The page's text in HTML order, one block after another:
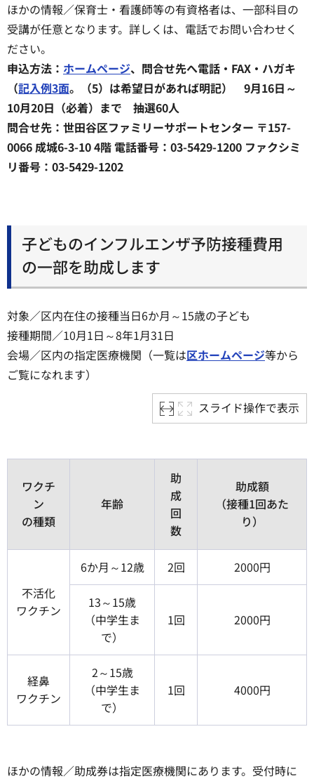
ほかの情報／保育士・看護師等の有資格者は、一部科目の
受講が任意となります。詳しくは、電話でお問い合わせく
ださい。
申込方法： ホームページ、問合せ先へ電話・FAX・ハガキ
（記入例3面。（5）は希望日があれば明記） 9月16日～
10月20日（必着）まで 抽選60人
問合せ先：世田谷区ファミリーサポートセンター 〒157-
0066 成城6-3-10 4階 電話番号：03-5429-1200 ファクシミ
リ番号：03-5429-1202
子どものインフルエンザ予防接種費用
の一部を助成します
対象／区内在住の接種当日6か月～15歳の子ども
接種期間／10月1日～8年1月31日
会場／区内の指定医療機関（一覧は区ホームページ等から
ご覧になれます）
スライド操作で表示
ワクチ
ン
の種類
年齢
助
成
回
数
助成額
（接種1回あた
り）
不活化
ワクチン
6か月～12歳 2回 2000円
13～15歳
（中学生ま
で）
1回 2000円
経鼻
ワクチン
2～15歳
（中学生ま
で）
1回 4000円
ほかの情報／助成券は指定医療機関にあります。受付時に